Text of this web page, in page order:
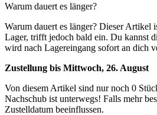
Warum dauert es länger?
Warum dauert es länger? Dieser Artikel
Lager, trifft jedoch bald ein. Du kannst
wird nach Lagereingang sofort an dich
Zustellung bis Mittwoch, 26. August
Von diesem Artikel sind nur noch 0
Nachschub ist unterwegs! Falls mehr
Zustelldatum beeinflussen.